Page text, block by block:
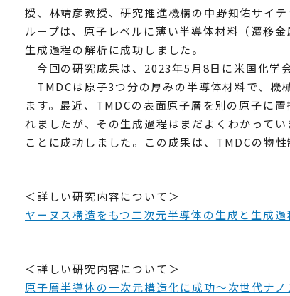
授、林靖彦教授、研究推進機構の中野知佑サイ
ループは、原子レベルに薄い半導体材料（遷
生成過程の解析に成功しました。
今回の研究成果は、2023年5月8日に米国化
TMDCは原子3つ分の厚みの半導体材料で、機
ます。最近、TMDCの表面原子層を別の原子に
れましたが、その生成過程はまだよくわかって
ことに成功しました。この成果は、TMDCの物
＜詳しい研究内容について＞
ヤーヌス構造をもつ二次元半導体の生成と生成
＜詳しい研究内容について＞
原子層半導体の一次元構造化に成功～次世代ナ